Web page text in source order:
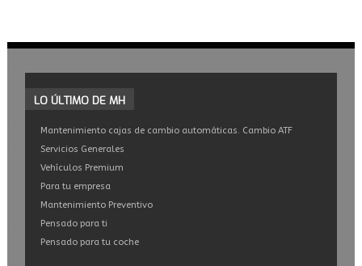
LO ÚLTIMO DE MH
Mantenimiento cajas de cambio automáticas. Cambio ATF
Servicios Generales
Vehículos Premium
Para tu empresa
Mantenimiento Preventivo
Pensado para ti
Pensado para tu coche